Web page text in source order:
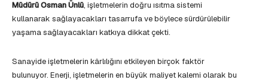
Müdürü Osman Ünlü, işletmelerin doğru ısıtma sistemi
kullanarak sağlayacakları tasarrufa ve böylece sürdürülebilir
yaşama sağlayacakları katkıya dikkat çekti.
Sanayide işletmelerin kârlılığını etkileyen birçok faktör
bulunuyor. Enerji, işletmelerin en büyük maliyet kalemi olarak bu